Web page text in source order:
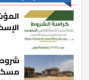
مسكن 7 في